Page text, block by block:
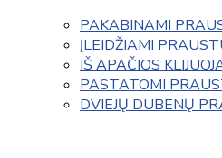
PAKABINAMI
ĮLEIDŽIAMI
IŠ APAČIOS
PASTATOMI
DVIEJŲ DUBENŲ